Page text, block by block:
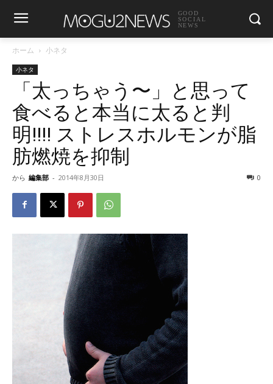
GOOD
SOCIAL
NEWS
ホーム 小ネタ
小ネタ
「太っちゃう〜」と思って
食べると本当に太ると判
明!!!! ストレスホルモンが脂
肪燃焼を抑制
から 編集部 - 2014年8月30日 0